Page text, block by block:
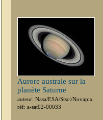
Aurore australe sur la
planète Saturne
auteur: Nasa/ESA/Stsci/Novapix
réf: a-sat02-00033